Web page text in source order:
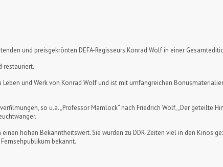
und preisgekrönten DEFA-Regisseurs Konrad Wolf in einer
restauriert.
und Werk von Konrad Wolf und ist mit umfangreichen
so u.a. „Professor Mamlock“ nach Friedrich Wolf, „Der geteilte
hohen Bekanntheitswert. Sie wurden zu DDR-Zeiten viel in den Kinos
bekannt.